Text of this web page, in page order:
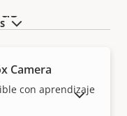
Camera
con aprendizaje